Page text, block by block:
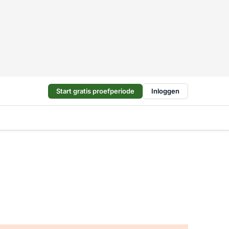
Start gratis proefperiode Inloggen